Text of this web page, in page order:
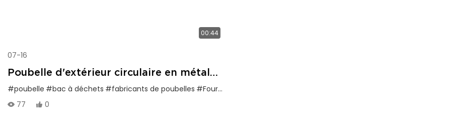
00:44
07-16
Poubelle d'extérieur circulaire en métal
noir avec couvercle, doublée pour un
démontage et un nettoyage faciles
#poubelle #bac à déchets #fabricants de poubelles #Fournisseurs de bacs à litière
77
0